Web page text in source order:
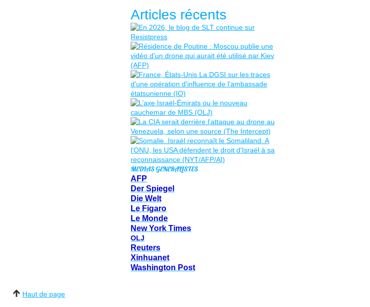
Articles récents
MEDIAS GENERALISTES
AFP
Der Spiegel
Die Welt
Le Figaro
Le Monde
New York Times
OLJ
Reuters
Xinhuanet
Washington Post
Haut de page